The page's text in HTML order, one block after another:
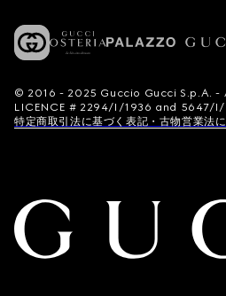
© 2016 - 2025 Guccio Gucci S.p.A. -
LICENCE # 2294/I/1936 and 5647/I/
特定商取引法に基づく表記・古物営業法